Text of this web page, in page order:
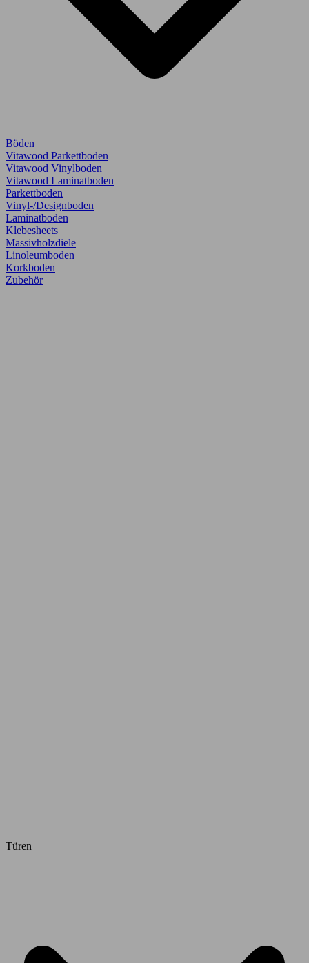
Böden
Vitawood Parkettboden
Vitawood Vinylboden
Vitawood Laminatboden
Parkettboden
Vinyl-/Designboden
Laminatboden
Klebesheets
Massivholzdiele
Linoleumboden
Korkboden
Zubehör
Türen